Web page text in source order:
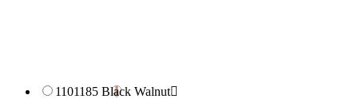
1101185 Black Walnut